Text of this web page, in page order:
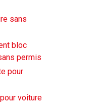
sans
bloc
permis
pour
voiture